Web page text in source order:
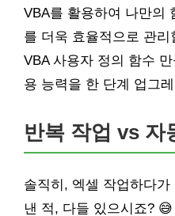
VBA를 활용하여 나만의
를 더욱 효율적으로 관
VBA 사용자 정의 함수
용 능력을 한 단계 업그
반복 작업 vs 자
솔직히, 엑셀 작업하다가
낸 적, 다들 있으시죠?